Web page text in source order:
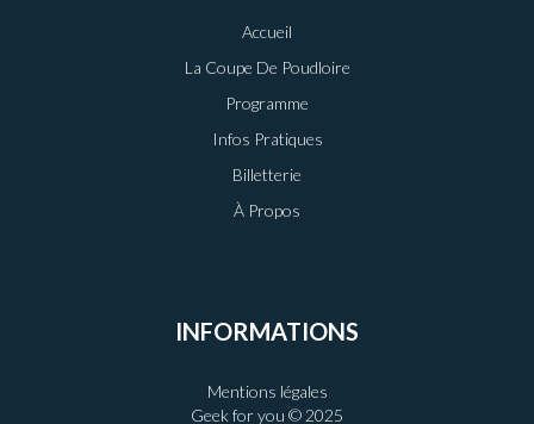
Accueil
La Coupe De Poudloire
Programme
Infos Pratiques
Billetterie
À Propos
INFORMATIONS
Mentions légales
Geek for you © 2025